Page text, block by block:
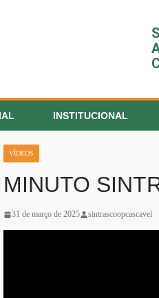
INSTITUCIONAL
VÍDEOS
MINUTO
31 de março de 2025 sintrascoopcascavel